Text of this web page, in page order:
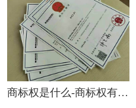
商标权是什么-商标权有哪